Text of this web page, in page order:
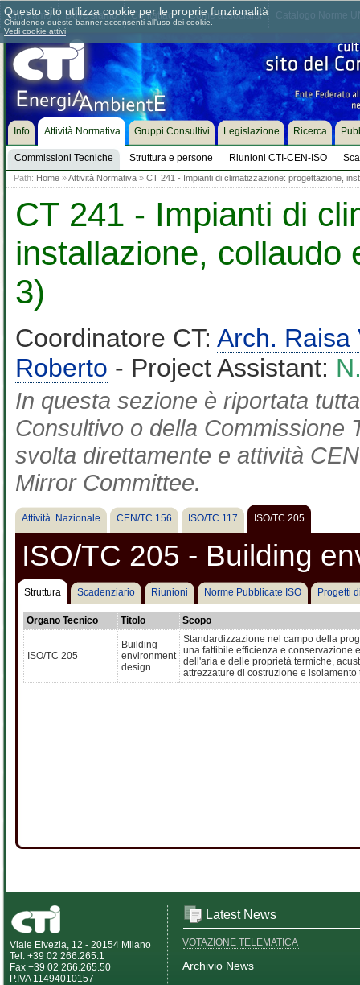
Chi siamo Dove siamo Contattaci Come associarsi
Info Attività Normativa
Commissioni Tecniche Struttura e persone Riunioni CTI-CEN-ISO
Gruppi Consultivi Legislazione Ricerca
Path: Home »Attività Normativa » CT 241 - Impianti di climatizzazione: progettazione,
CT 241 - Impianti di
installazione, collaudo
3)
Coordinatore CT: Arch. Raisa
Roberto - Project Assistant:
In questa sezione è riportata
Consultivo o della Commissione
svolta direttamente e attività
Mirror Committee.
Attività Nazionale CEN/TC 156 ISO/TC 117 ISO/TC 205
ISO/TC 205 - Building
Struttura Scadenziario Riunioni Norme Pubblicate ISO Progetti
Organo Tecnico Titolo Scopo
ISO/TC 205
Building
environment
design
Standardizzazione nel campo della
una fattibile efficienza e conservazione
dell'aria e delle proprietà termiche,
attrezzature di costruzione e isolamento
Viale Elvezia, 12 - 20154 Milano
Tel. +39 02 266.265.1
Fax +39 02 266.265.50
P.IVA 11494010157
Latest News
VOTAZIONE TELEMATICA
Archivio News
Questo sito utilizza cookie per le proprie funzionalità
Chiudendo questo banner acconsenti all'uso dei cookie.
Vedi cookie attivi